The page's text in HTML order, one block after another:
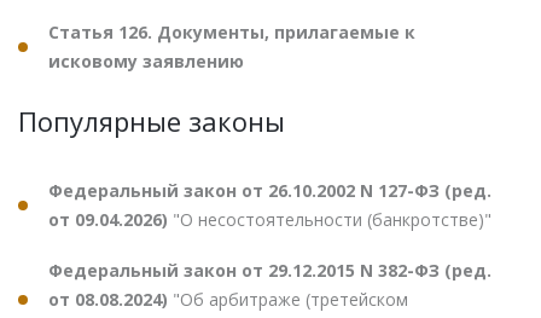
Статья 126. Документы, прилагаемые к
исковому заявлению
Популярные законы
Федеральный закон от 26.10.2002 N 127-ФЗ (ред.
от 09.04.2026) "О несостоятельности (банкротстве)"
Федеральный закон от 29.12.2015 N 382-ФЗ (ред.
от 08.08.2024) "Об арбитраже (третейском